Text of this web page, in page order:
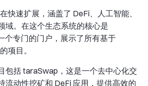
快速扩展，涵盖了 DeFi、人工智能、
域。在这个生态系统的核心是
个专门的门户，展示了所有基于
项目。
包括 taraSwap，这是一个去中心化交
流动性挖矿和 DeFi 应用，提供高效的